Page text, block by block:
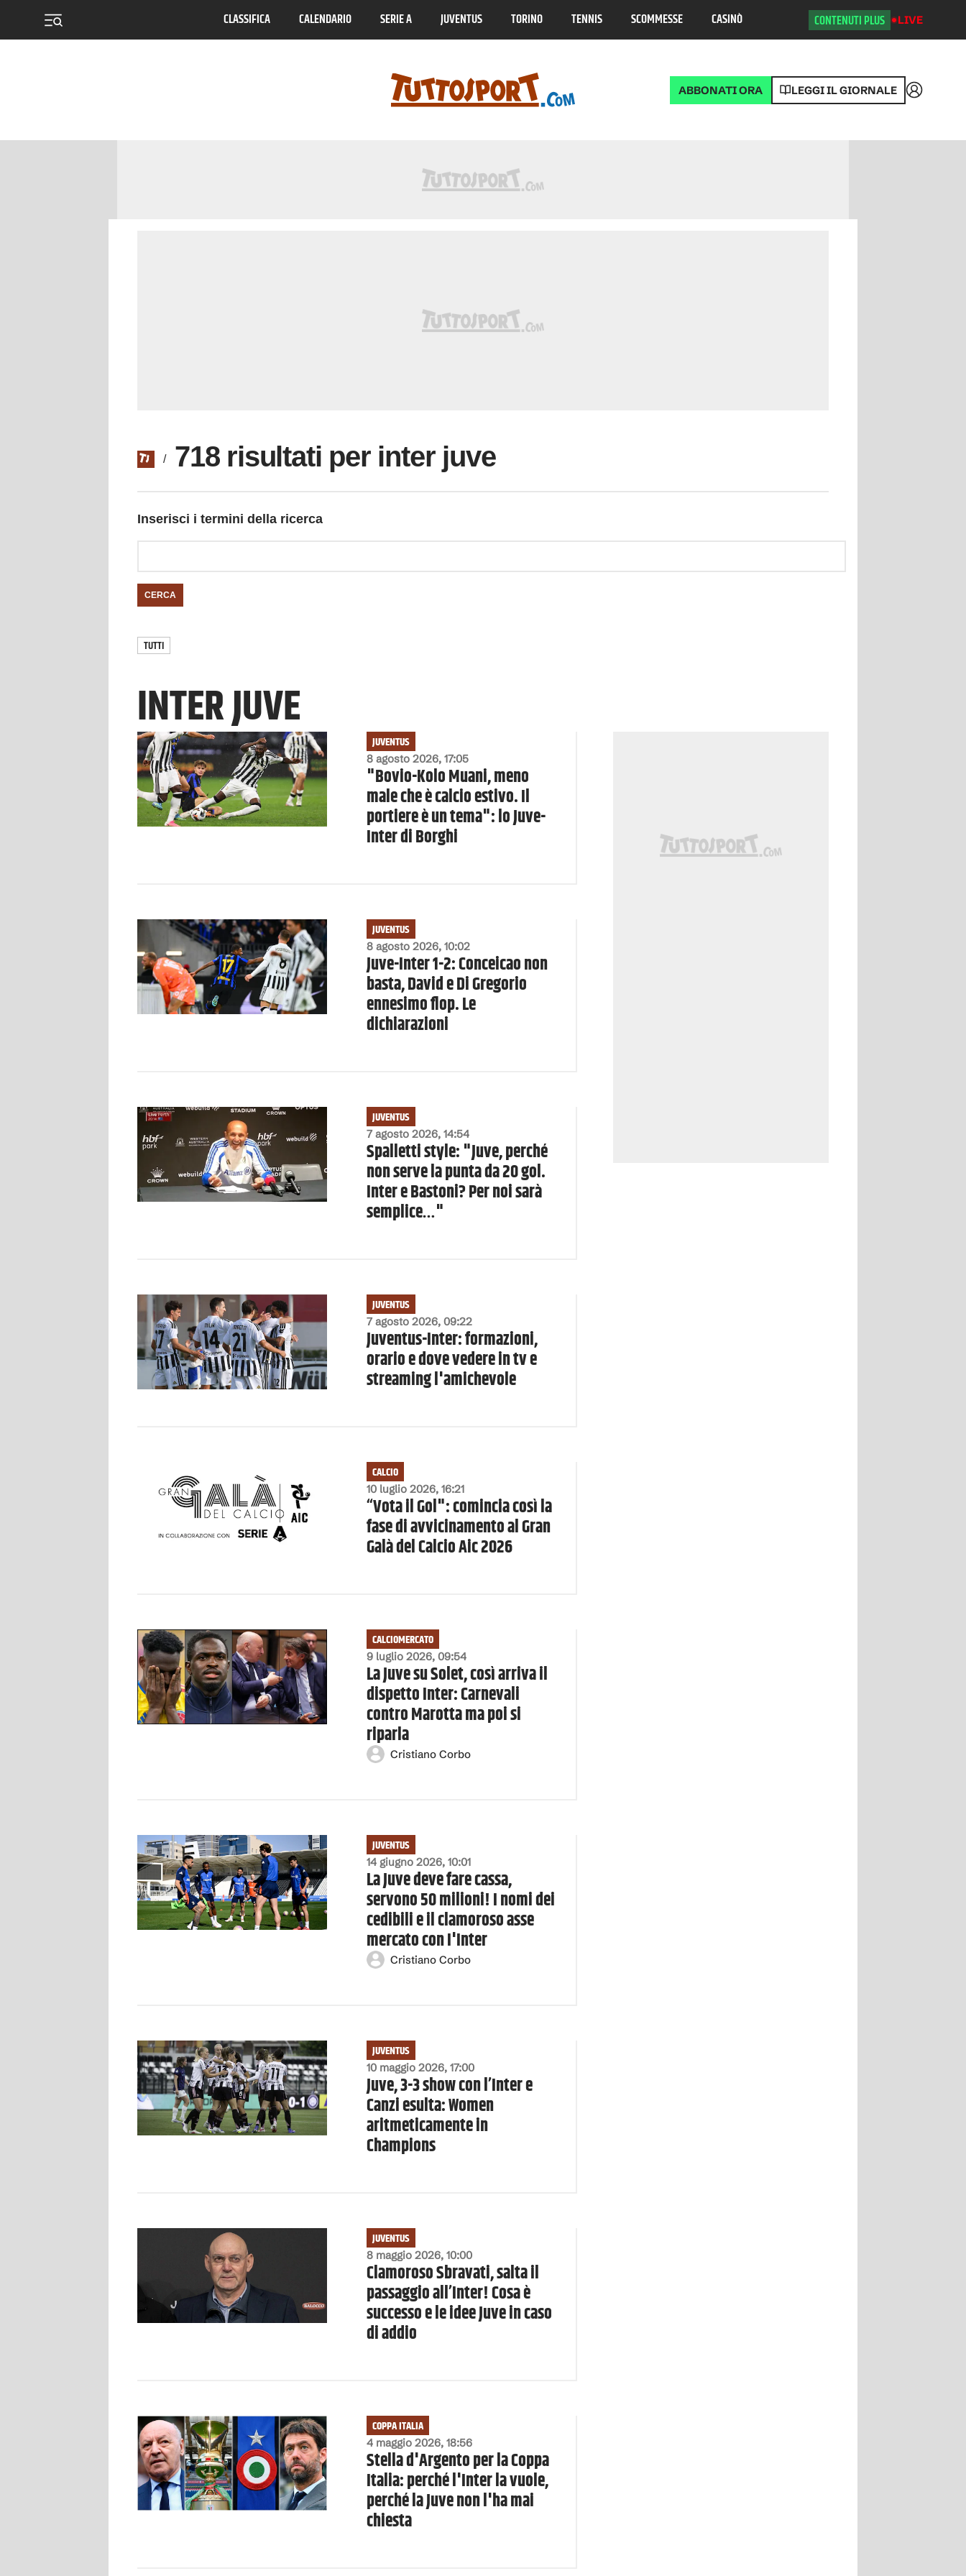
CLASSIFICA CALENDARIO SERIE A JUVENTUS TORINO TENNIS SCOMMESSE CASINÒ CONTENUTI PLUS LIVE
ABBONATI ORA LEGGI IL GIORNALE Accedi
/ 718 risultati per inter juve
Inserisci i termini della ricerca
CERCA
TUTTI
INTER JUVE
8 agosto 2026, 17:05
JUVENTUS
"Bovio-Kolo Muani, meno
male che è calcio estivo. Il
portiere è un tema": lo Juve-
Inter di Borghi
8 agosto 2026, 10:02
JUVENTUS
Juve-Inter 1-2: Conceicao non
basta, David e Di Gregorio
ennesimo flop. Le
dichiarazioni
7 agosto 2026, 14:54
JUVENTUS
Spalletti style: "Juve, perché
non serve la punta da 20 gol.
Inter e Bastoni? Per noi sarà
semplice…"
7 agosto 2026, 09:22
JUVENTUS
Juventus-Inter: formazioni,
orario e dove vedere in tv e
streaming l'amichevole
10 luglio 2026, 16:21
CALCIO
“Vota il Gol": comincia così la
fase di avvicinamento al Gran
Galà del Calcio Aic 2026
9 luglio 2026, 09:54
CALCIOMERCATO
La Juve su Solet, così arriva il
dispetto Inter: Carnevali
contro Marotta ma poi si
riparla
Cristiano Corbo
14 giugno 2026, 10:01
JUVENTUS
La Juve deve fare cassa,
servono 50 milioni! I nomi dei
cedibili e il clamoroso asse
mercato con I'Inter
Cristiano Corbo
10 maggio 2026, 17:00
JUVENTUS
Juve, 3-3 show con l’Inter e
Canzi esulta: Women
aritmeticamente in
Champions
8 maggio 2026, 10:00
JUVENTUS
Clamoroso Sbravati, salta il
passaggio all’Inter! Cosa è
successo e le idee Juve in caso
di addio
4 maggio 2026, 18:56
COPPA ITALIA
Stella d'Argento per la Coppa
Italia: perché l'Inter la vuole,
perché la Juve non l'ha mai
chiesta